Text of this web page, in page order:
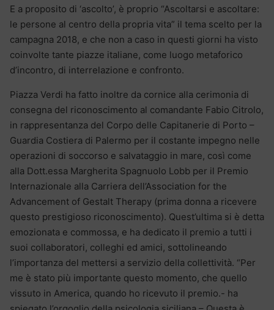
E a proposito di ‘ascolto’, è proprio “Ascoltarsi e ascoltare:
le persone al centro della propria vita” il tema scelto per la
campagna 2018, e che non a caso in questi giorni ha visto
coinvolte tante piazze italiane, come luogo metaforico
d’incontro, di interrelazione e confronto.
Piazza Verdi ha fatto inoltre da cornice alla cerimonia di
consegna del riconoscimento al comandante Fabio Citrolo,
in rappresentanza del Corpo delle Capitanerie di Porto –
Guardia Costiera di Palermo per il costante impegno nelle
operazioni di soccorso e salvataggio in mare, così come
alla Dott.essa Margherita Spagnuolo Lobb per il Premio
Internazionale alla Carriera dell’Association for the
Advancement of Gestalt Therapy (prima donna a ricevere
questo prestigioso riconoscimento). Quest’ultima si è detta
emozionata e commossa, e ha dedicato il premio a tutti i
suoi collaboratori, colleghi ed amici, sottolineando
l’importanza del mettersi a servizio della collettività. “Per
me è stato più importante questo momento, che quello
vissuto in America, quando ho ricevuto il premio.- ha